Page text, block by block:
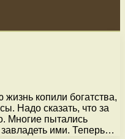
копили богатства,
Надо сказать, что за
Многие пытались
ими. Теперь…